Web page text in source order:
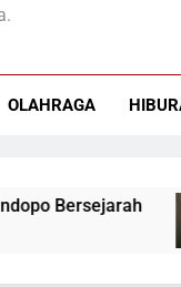
Kalah dari
Project 2026
OLAHRAGA